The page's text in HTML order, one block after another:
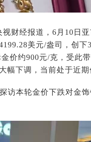
财经报道，6月10日
美元/盎司，创下
价约900元/克，受此
幅下调，当前处于近期
访本轮金价下跌对金